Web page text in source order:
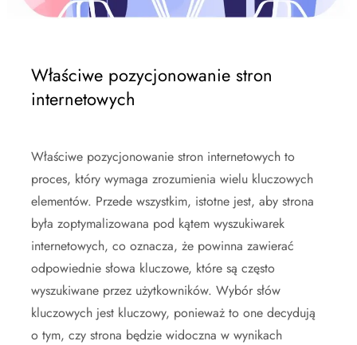
Właściwe pozycjonowanie stron
internetowych
Właściwe pozycjonowanie stron internetowych to
proces, który wymaga zrozumienia wielu kluczowych
elementów. Przede wszystkim, istotne jest, aby strona
była zoptymalizowana pod kątem wyszukiwarek
internetowych, co oznacza, że powinna zawierać
odpowiednie słowa kluczowe, które są często
wyszukiwane przez użytkowników. Wybór słów
kluczowych jest kluczowy, ponieważ to one decydują
o tym, czy strona będzie widoczna w wynikach